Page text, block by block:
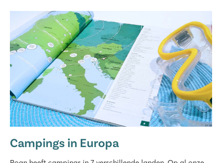
Campings in Europa